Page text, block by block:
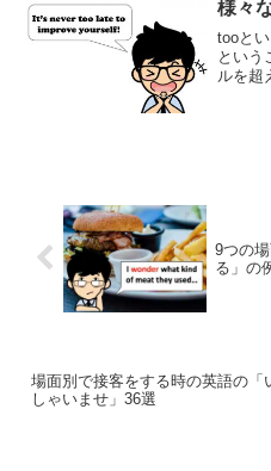
様々
tooと
という
ルを超
考え
9つの
る」の
場面別で接客をする時の英語の「
しゃいませ」36選